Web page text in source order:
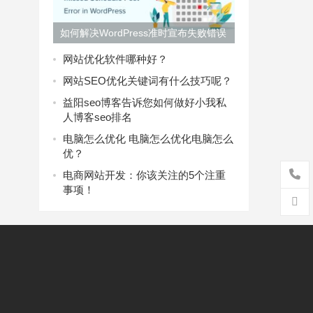
如何解决WordPress准时宣布失败错误
网站优化软件哪种好？
网站SEO优化关键词有什么技巧呢？
益阳seo博客告诉您如何做好小我私
人博客seo排名
电脑怎么优化 电脑怎么优化电脑怎么
优？
电商网站开发：你该关注的5个注重
事项！